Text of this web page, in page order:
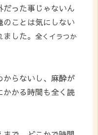
った事じゃないん
ことは気にしない
した。 全くイラつか
からないし、麻酔が
かかる時間も全く読